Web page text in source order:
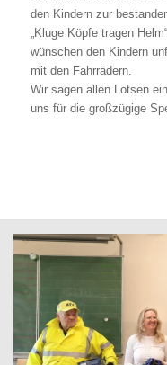
den Kindern zur
„Kluge Köpfe tragen
wünschen den Kindern
mit den Fahrrädern.
Wir sagen allen Lotsen
uns für die großzügige